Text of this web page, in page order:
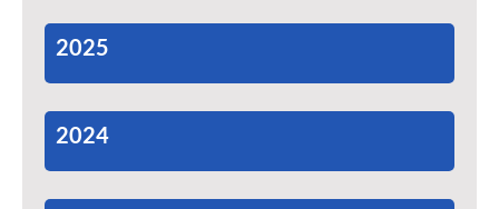
2025
2024